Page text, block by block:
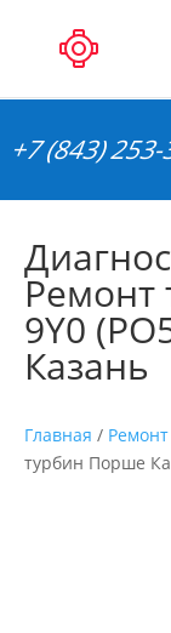
+7 (843)
Ремонт
9Y0
Казань
Главная /
турбин Порше